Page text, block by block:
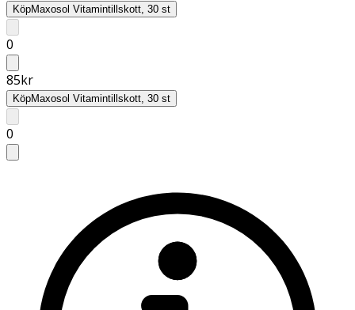
KöpMaxosol Vitamintillskott, 30 st
0
85kr
KöpMaxosol Vitamintillskott, 30 st
0